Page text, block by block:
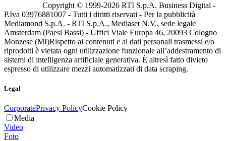
Copyright © 1999-2026 RTI S.p.A. Business Digital -
P.Iva 03976881007 - Tutti i diritti riservati - Per la pubblicità
Mediamond S.p.A. - RTI S.p.A., Mediaset N.V., sede legale
Amsterdam (Paesi Bassi) - Uffici Viale Europa 46, 20093 Cologno
Monzese (MI)Rispetto ai contenuti e ai dati personali trasmessi e/o
riprodotti è vietata ogni utilizzazione funzionale all’addestramento di
sistemi di intelligenza artificiale generativa. È altresì fatto divieto
espresso di utilizzare mezzi automatizzati di data scraping.
Legal
CorporatePrivacy PolicyCookie Policy
Media
Video
Foto